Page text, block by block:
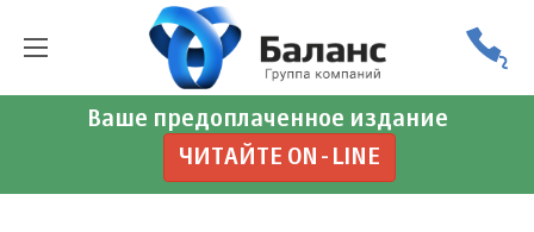
Ваше предоплаченное издание
ЧИТАЙТЕ ON-LINE